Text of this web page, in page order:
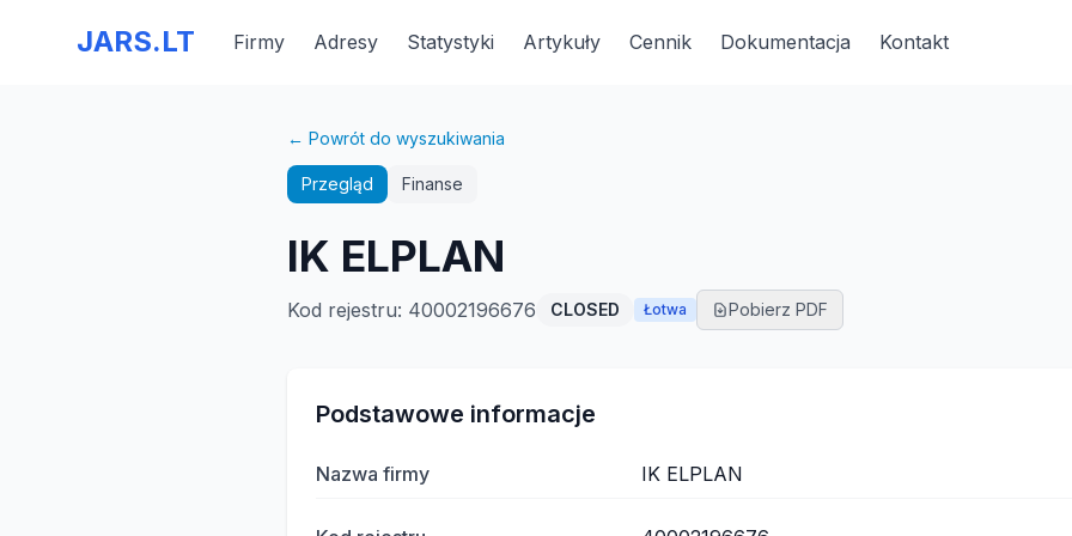
JARS.LT Firmy Adresy Statystyki Artykuły Cennik Dokumentacja Kontakt
← Powrót do wyszukiwania
Przegląd Finanse
IK ELPLAN
Kod rejestru: 40002196676 CLOSED Łotwa Pobierz PDF
Podstawowe informacje
Nazwa firmy IK ELPLAN